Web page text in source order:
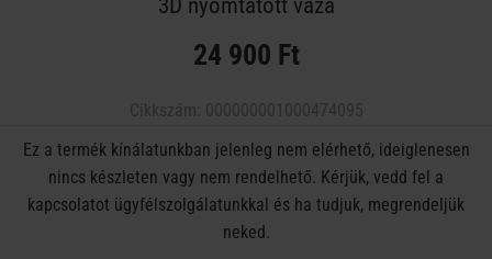
3D nyomtatott váza
24 900 Ft
Ez a termék kínálatunkban jelenleg nem elérhető, ideiglenesen
nincs készleten vagy nem rendelhető. Kérjük, vedd fel a
kapcsolatot ügyfélszolgálatunkkal és ha tudjuk, megrendeljük
neked.